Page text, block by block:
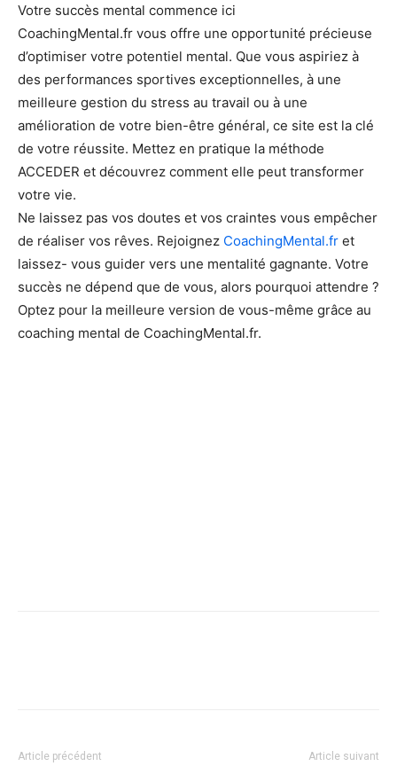
Votre succès mental commence ici
CoachingMental.fr vous offre une opportunité précieuse
d’optimiser votre potentiel mental. Que vous aspiriez à
des performances sportives exceptionnelles, à une
meilleure gestion du stress au travail ou à une
amélioration de votre bien-être général, ce site est la clé
de votre réussite. Mettez en pratique la méthode
ACCEDER et découvrez comment elle peut transformer
votre vie.
Ne laissez pas vos doutes et vos craintes vous empêcher
de réaliser vos rêves. Rejoignez CoachingMental.fr et
laissez- vous guider vers une mentalité gagnante. Votre
succès ne dépend que de vous, alors pourquoi attendre ?
Optez pour la meilleure version de vous-même grâce au
coaching mental de CoachingMental.fr.
Article précédent Article suivant